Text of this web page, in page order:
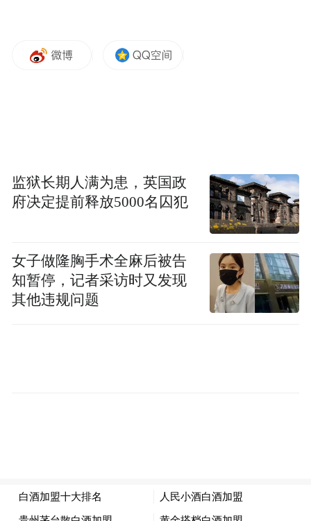
“特别声明：以上作品内容(包括在内的视频、图片或音
space services.”
监狱长期人满为患，英国政
府决定提前释放5000名囚犯
女子做隆胸手术全麻后被告
知暂停，记者采访时又发现
其他违规问题